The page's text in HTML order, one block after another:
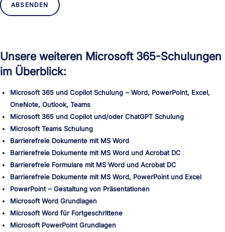
ABSENDEN
Unsere weiteren Microsoft 365-Schulungen
im Überblick:
Microsoft 365 und Copilot Schulung ‒ Word, PowerPoint, Excel,
OneNote, Outlook, Teams
Microsoft 365 und Copilot und/oder ChatGPT Schulung
Microsoft Teams Schulung
Barrierefreie Dokumente mit MS Word
Barrierefreie Dokumente mit MS Word und Acrobat DC
Barrierefreie Formulare mit MS Word und Acrobat DC
Barrierefreie Dokumente mit MS Word, PowerPoint und Excel
PowerPoint ‒ Gestaltung von Präsentationen
Microsoft Word Grundlagen
Microsoft Word für Fortgeschrittene
Microsoft PowerPoint Grundlagen